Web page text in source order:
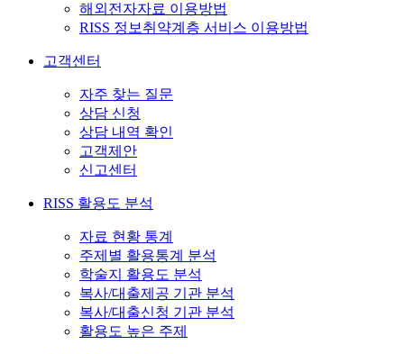
해외전자자료 이용방법
RISS 정보취약계층 서비스 이용방법
고객센터
자주 찾는 질문
상담 신청
상담 내역 확인
고객제안
신고센터
RISS 활용도 분석
자료 현황 통계
주제별 활용통계 분석
학술지 활용도 분석
복사/대출제공 기관 분석
복사/대출신청 기관 분석
활용도 높은 주제